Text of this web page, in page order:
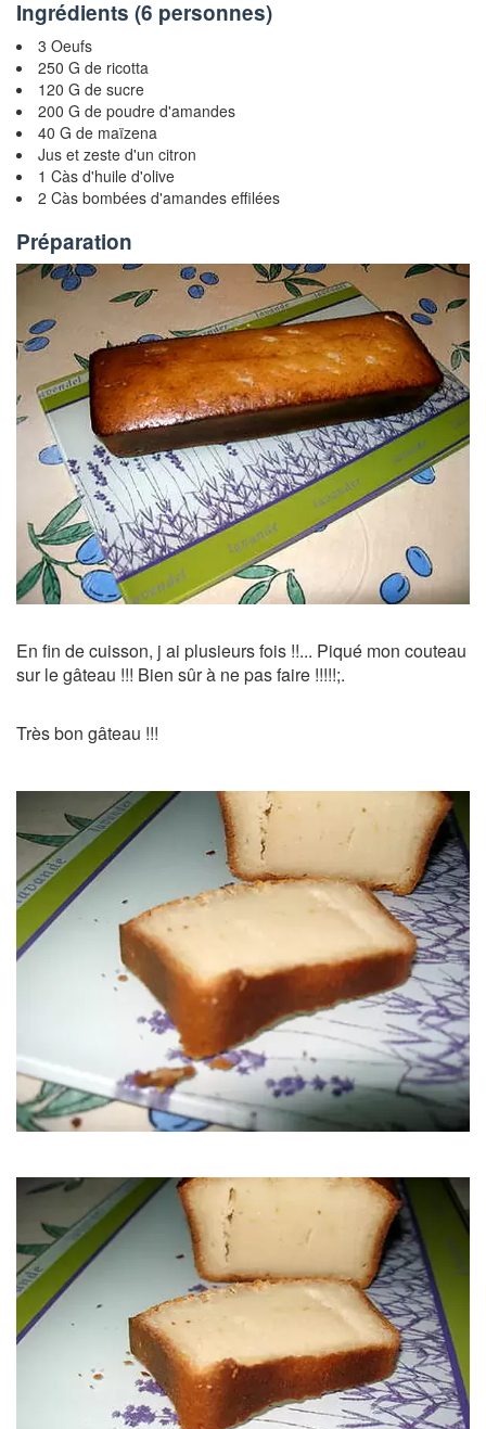
Ingrédients (6 personnes)
3 Oeufs
250 G de ricotta
120 G de sucre
200 G de poudre d'amandes
40 G de maïzena
Jus et zeste d'un citron
1 Càs d'huile d'olive
2 Càs bombées d'amandes effilées
Préparation
En fin de cuisson, j ai plusieurs fois !!... Piqué mon couteau
sur le gâteau !!! Bien sûr à ne pas faire !!!!!;.
Très bon gâteau !!!